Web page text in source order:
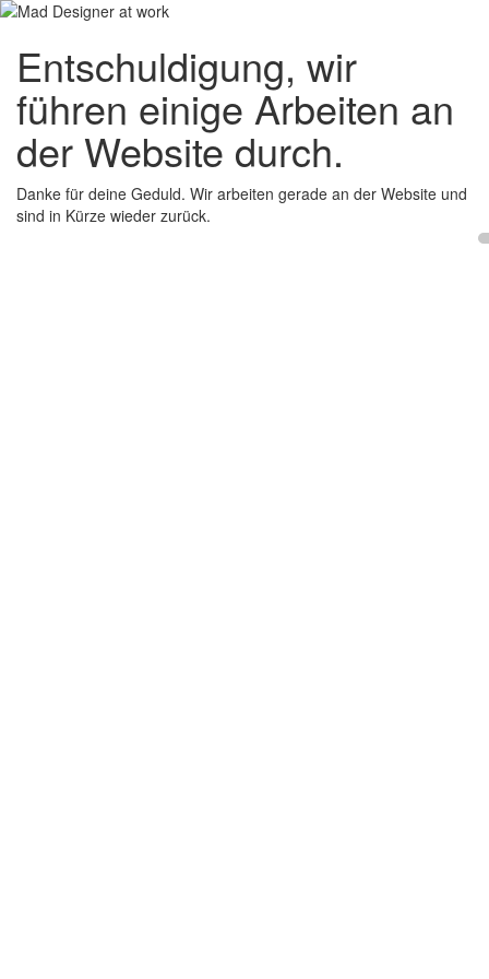
Entschuldigung, wir
führen einige Arbeiten an
der Website durch.
Danke für deine Geduld. Wir arbeiten gerade an der Website und
sind in Kürze wieder zurück.